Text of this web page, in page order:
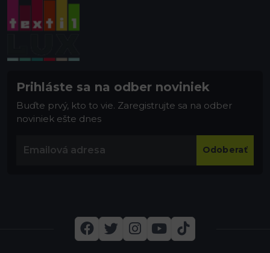
Prihláste sa na odber noviniek
Buďte prvý, kto to vie. Zaregistrujte sa na odber
noviniek ešte dnes
Odoberať